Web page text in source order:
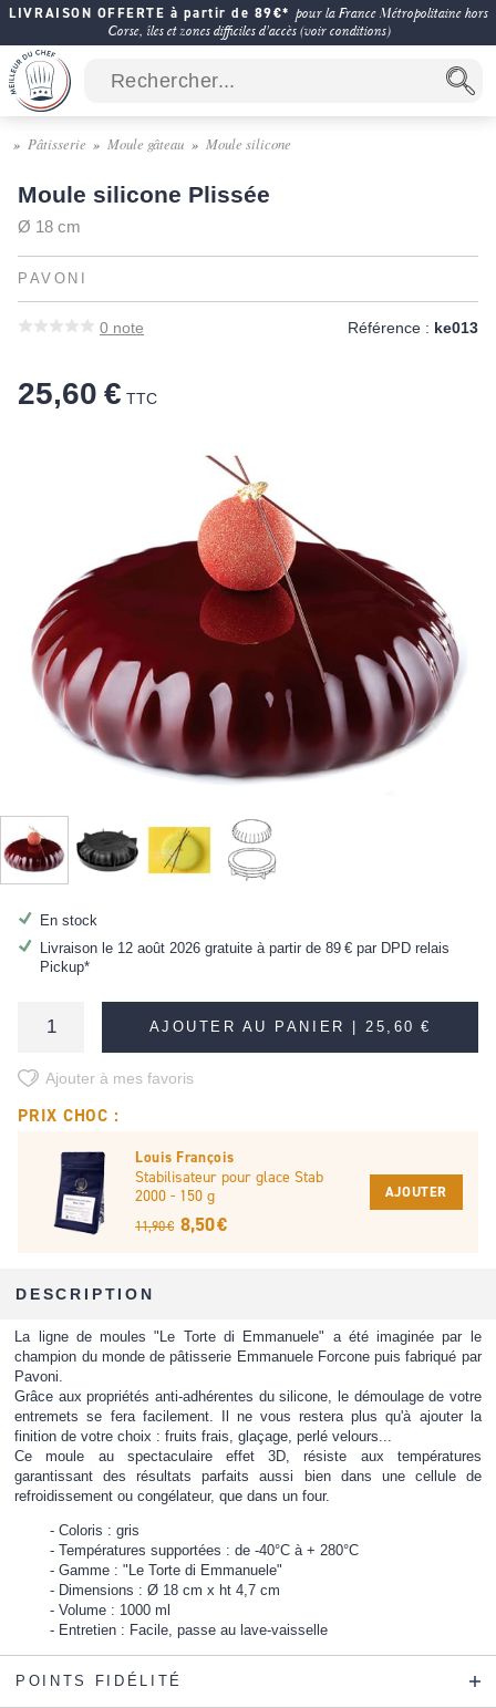
LIVRAISON OFFERTE à partir de 89€* pour la France Métropolitaine hors
Corse, îles et zones difficiles d'accès (voir conditions)
Pâtisserie Moule gâteau Moule silicone
Moule silicone Plissée
Ø 18 cm
PAVONI
0 note Référence : ke013
25,60 € TTC
En stock
Livraison le 12 août 2026 gratuite à partir de 89 €par DPD relais
Pickup*
AJOUTER AU PANIER | 25,60 €
Ajouter à mes favoris
PRIX CHOC :
Louis François
Stabilisateur pour glace Stab
2000 - 150 g
11,90 € 8,50 €
AJOUTER
DESCRIPTION
La ligne de moules "Le Torte di Emmanuele" a été imaginée par le
champion du monde de pâtisserie Emmanuele Forcone puis fabriqué par
Pavoni.
Grâce aux propriétés anti-adhérentes du silicone, le démoulage de votre
entremets se fera facilement. Il ne vous restera plus qu'à ajouter la
finition de votre choix : fruits frais, glaçage, perlé velours...
Ce moule au spectaculaire effet 3D, résiste aux températures
garantissant des résultats parfaits aussi bien dans une cellule de
refroidissement ou congélateur, que dans un four.
Coloris : gris
Températures supportées : de -40°C à + 280°C
Gamme : "Le Torte di Emmanuele"
Dimensions : Ø 18 cm x ht 4,7 cm
Volume : 1000 ml
Entretien : Facile, passe au lave-vaisselle
POINTS FIDÉLITÉ